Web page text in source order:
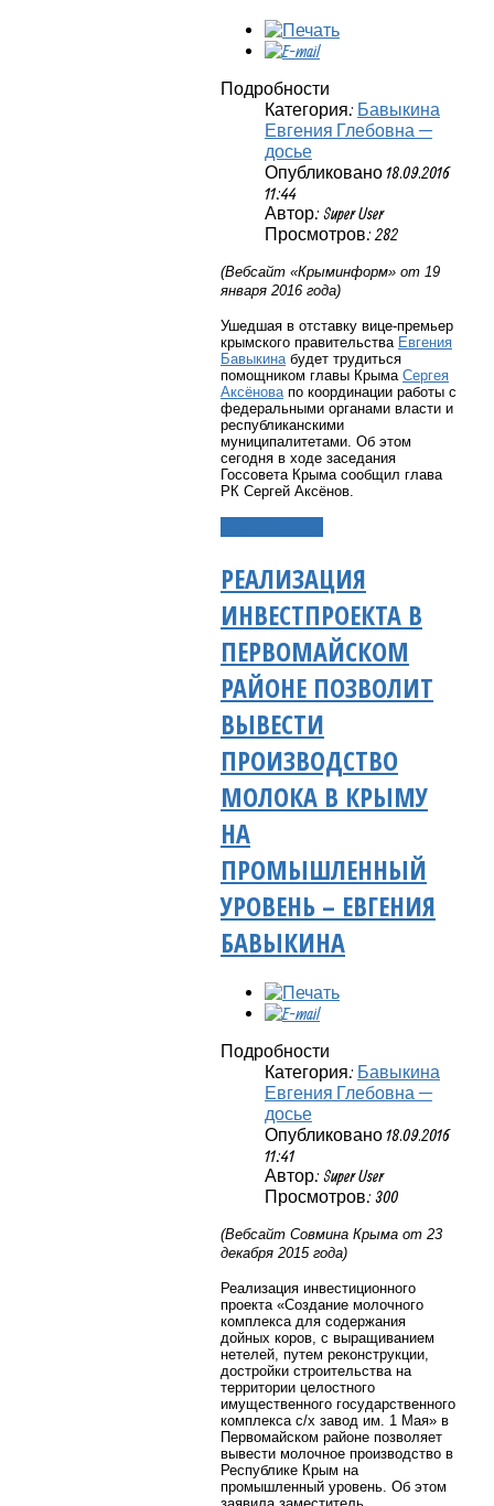
Подробности
Категория: Бавыкина
Евгения Глебовна —
досье
Опубликовано 18.09.2016
11:44
Автор: Super User
Просмотров: 282
(Вебсайт «Крыминформ» от 19
января 2016 года)
Ушедшая в отставку вице-премьер
крымского правительства Евгения
Бавыкинабудет трудиться
помощником главы Крыма Сергея
Аксёновапо координации работы с
федеральными органами власти и
республиканскими
муниципалитетами. Об этом
сегодня в ходе заседания
Госсовета Крыма сообщил глава
РК Сергей Аксёнов.
РЕАЛИЗАЦИЯ
ИНВЕСТПРОЕКТА В
ПЕРВОМАЙСКОМ
РАЙОНЕ ПОЗВОЛИТ
ВЫВЕСТИ
ПРОИЗВОДСТВО
МОЛОКА В КРЫМУ
НА
ПРОМЫШЛЕННЫЙ
УРОВЕНЬ – ЕВГЕНИЯ
БАВЫКИНА
Подробности
Категория: Бавыкина
Евгения Глебовна —
досье
Опубликовано 18.09.2016
11:41
Автор: Super User
Просмотров: 300
(Вебсайт Совмина Крыма от 23
декабря 2015 года)
Реализация инвестиционного
проекта «Создание молочного
комплекса для содержания
дойных коров, с выращиванием
нетелей, путем реконструкции,
достройки строительства на
территории целостного
имущественного государственного
комплекса с/х завод им. 1 Мая» в
Первомайском районе позволяет
вывести молочное производство в
Республике Крым на
промышленный уровень. Об этом